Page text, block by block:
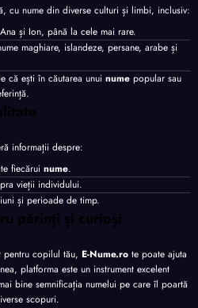
cu nume din diverse culturi și limbi, inclusiv:
și Ion, până la cele mai rare.
maghiare, islandeze, persane, arabe și
că ești în căutarea unui nume popular sau
informații despre:
fiecărui nume.
vieții individului.
și perioade de timp.
părinți și curioși
pentru copilul tău, E-Nume.ro te poate ajuta
platforma este un instrument excelent
bine semnificația numelui pe care îl poartă
scopuri.